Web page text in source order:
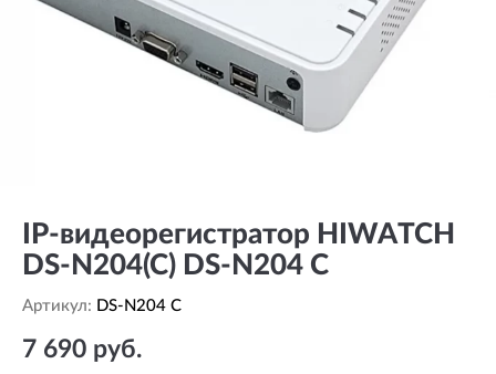
IP-видеорегистратор HIWATCH
DS-N204(C) DS-N204 C
Артикул: DS-N204 C
7 690 руб.